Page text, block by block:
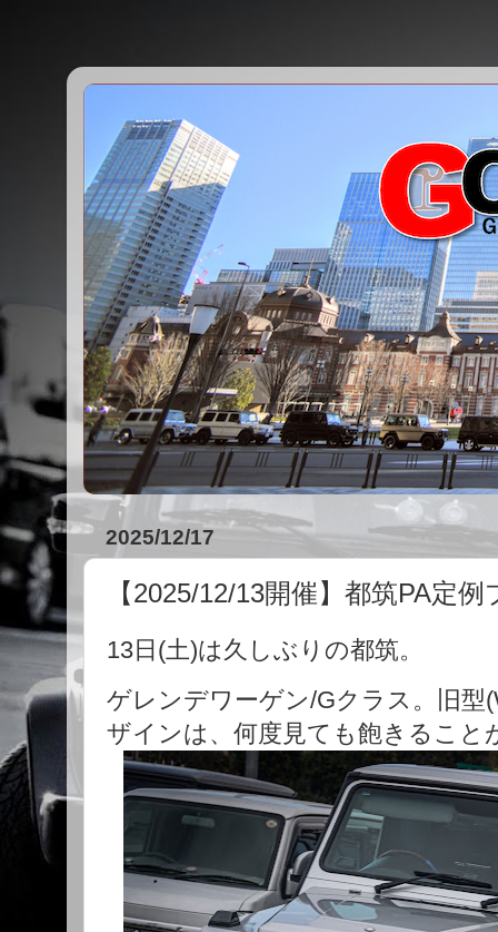
2025/12/17
【2025/12/13開催】都筑PA定
13日(土)は久しぶりの都筑。
ゲレンデワーゲン/Gクラス。旧型
ザインは、何度見ても飽きること